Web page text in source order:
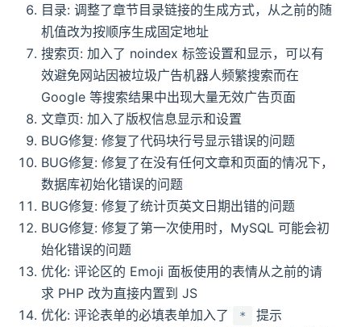
目录: 调整了章节目录链接的生成方式，从之前的随
机值改为按顺序生成固定地址
搜索页: 加入了 noindex 标签设置和显示，可以有
效避免网站因被垃圾广告机器人频繁搜索而在
Google 等搜索结果中出现大量无效广告页面
文章页: 加入了版权信息显示和设置
BUG修复: 修复了代码块行号显示错误的问题
BUG修复: 修复了在没有任何文章和页面的情况下，
数据库初始化错误的问题
BUG修复: 修复了统计页英文日期出错的问题
BUG修复: 修复了第一次使用时，MySQL 可能会初
始化错误的问题
优化: 评论区的 Emoji 面板使用的表情从之前的请
求 PHP 改为直接内置到 JS
优化: 评论表单的必填表单加入了
*
提示